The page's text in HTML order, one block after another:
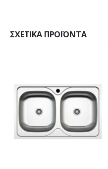
ΣΧΕΤΙΚΆ ΠΡΟΪΌΝΤΑ